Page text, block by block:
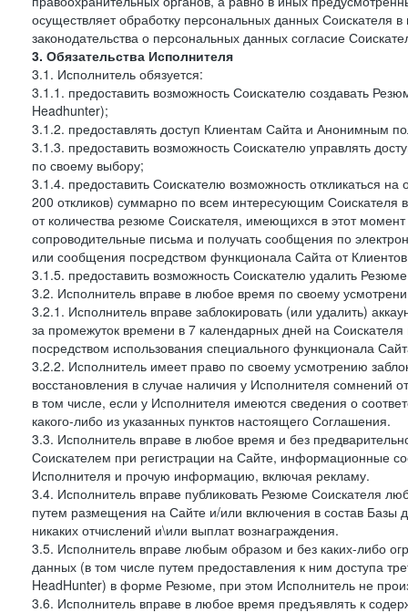
осуществляет обработку персональных данных Соискателя
законодательства о персональных данных согласие
3. Обязательства Исполнителя
3.1. Исполнитель обязуется:
3.1.1. предоставить возможность Соискателю создавать
Headhunter);
3.1.2. предоставлять доступ Клиентам Сайта и Анонимным
3.1.3. предоставить возможность Соискателю управлять
по своему выбору;
3.1.4. предоставить Соискателю возможность откликаться
200 откликов) суммарно по всем интересующим Соискателя
от количества резюме Соискателя, имеющихся в этот
сопроводительные письма и получать сообщения по
или сообщения посредством функционала Сайта от
3.1.5. предоставить возможность Соискателю удалить
3.2. Исполнитель вправе в любое время по своему
3.2.1. Исполнитель вправе заблокировать (или удалить)
за промежуток времени в 7 календарных дней на
посредством использования специального функционала
3.2.2. Исполнитель имеет право по своему усмотрению
восстановления в случае наличия у Исполнителя сомнений
в том числе, если у Исполнителя имеются сведения о
какого-либо из указанных пунктов настоящего Соглашения.
3.3. Исполнитель вправе в любое время и без
Соискателем при регистрации на Сайте, информационные
Исполнителя и прочую информацию, включая рекламу.
3.4. Исполнитель вправе публиковать Резюме Соискателя
путем размещения на Сайте и/или включения в состав Базы
никаких отчислений и\или выплат вознаграждения.
3.5. Исполнитель вправе любым образом и без каких-либо
данных (в том числе путем предоставления к ним доступа
HeadHunter) в форме Резюме, при этом Исполнитель не
3.6. Исполнитель вправе в любое время предъявлять к